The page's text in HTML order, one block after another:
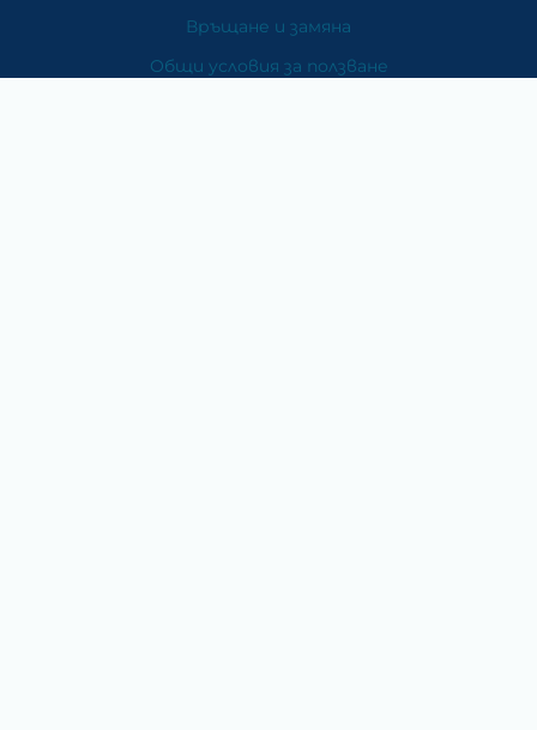
Връщане и замяна
Общи условия за ползване